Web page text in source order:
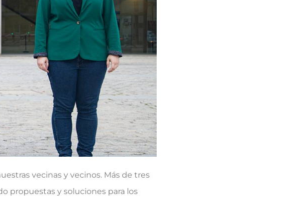
vecinas y vecinos. Más de tres
propuestas y soluciones para los